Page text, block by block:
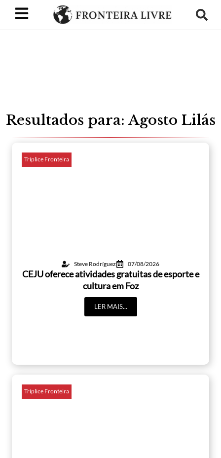
Resultados para: Agosto Lilás
Tríplice Fronteira
Steve Rodríguez 07/08/2026
CEJU oferece atividades gratuitas de esporte e
cultura em Foz
LER MAIS...
Tríplice Fronteira